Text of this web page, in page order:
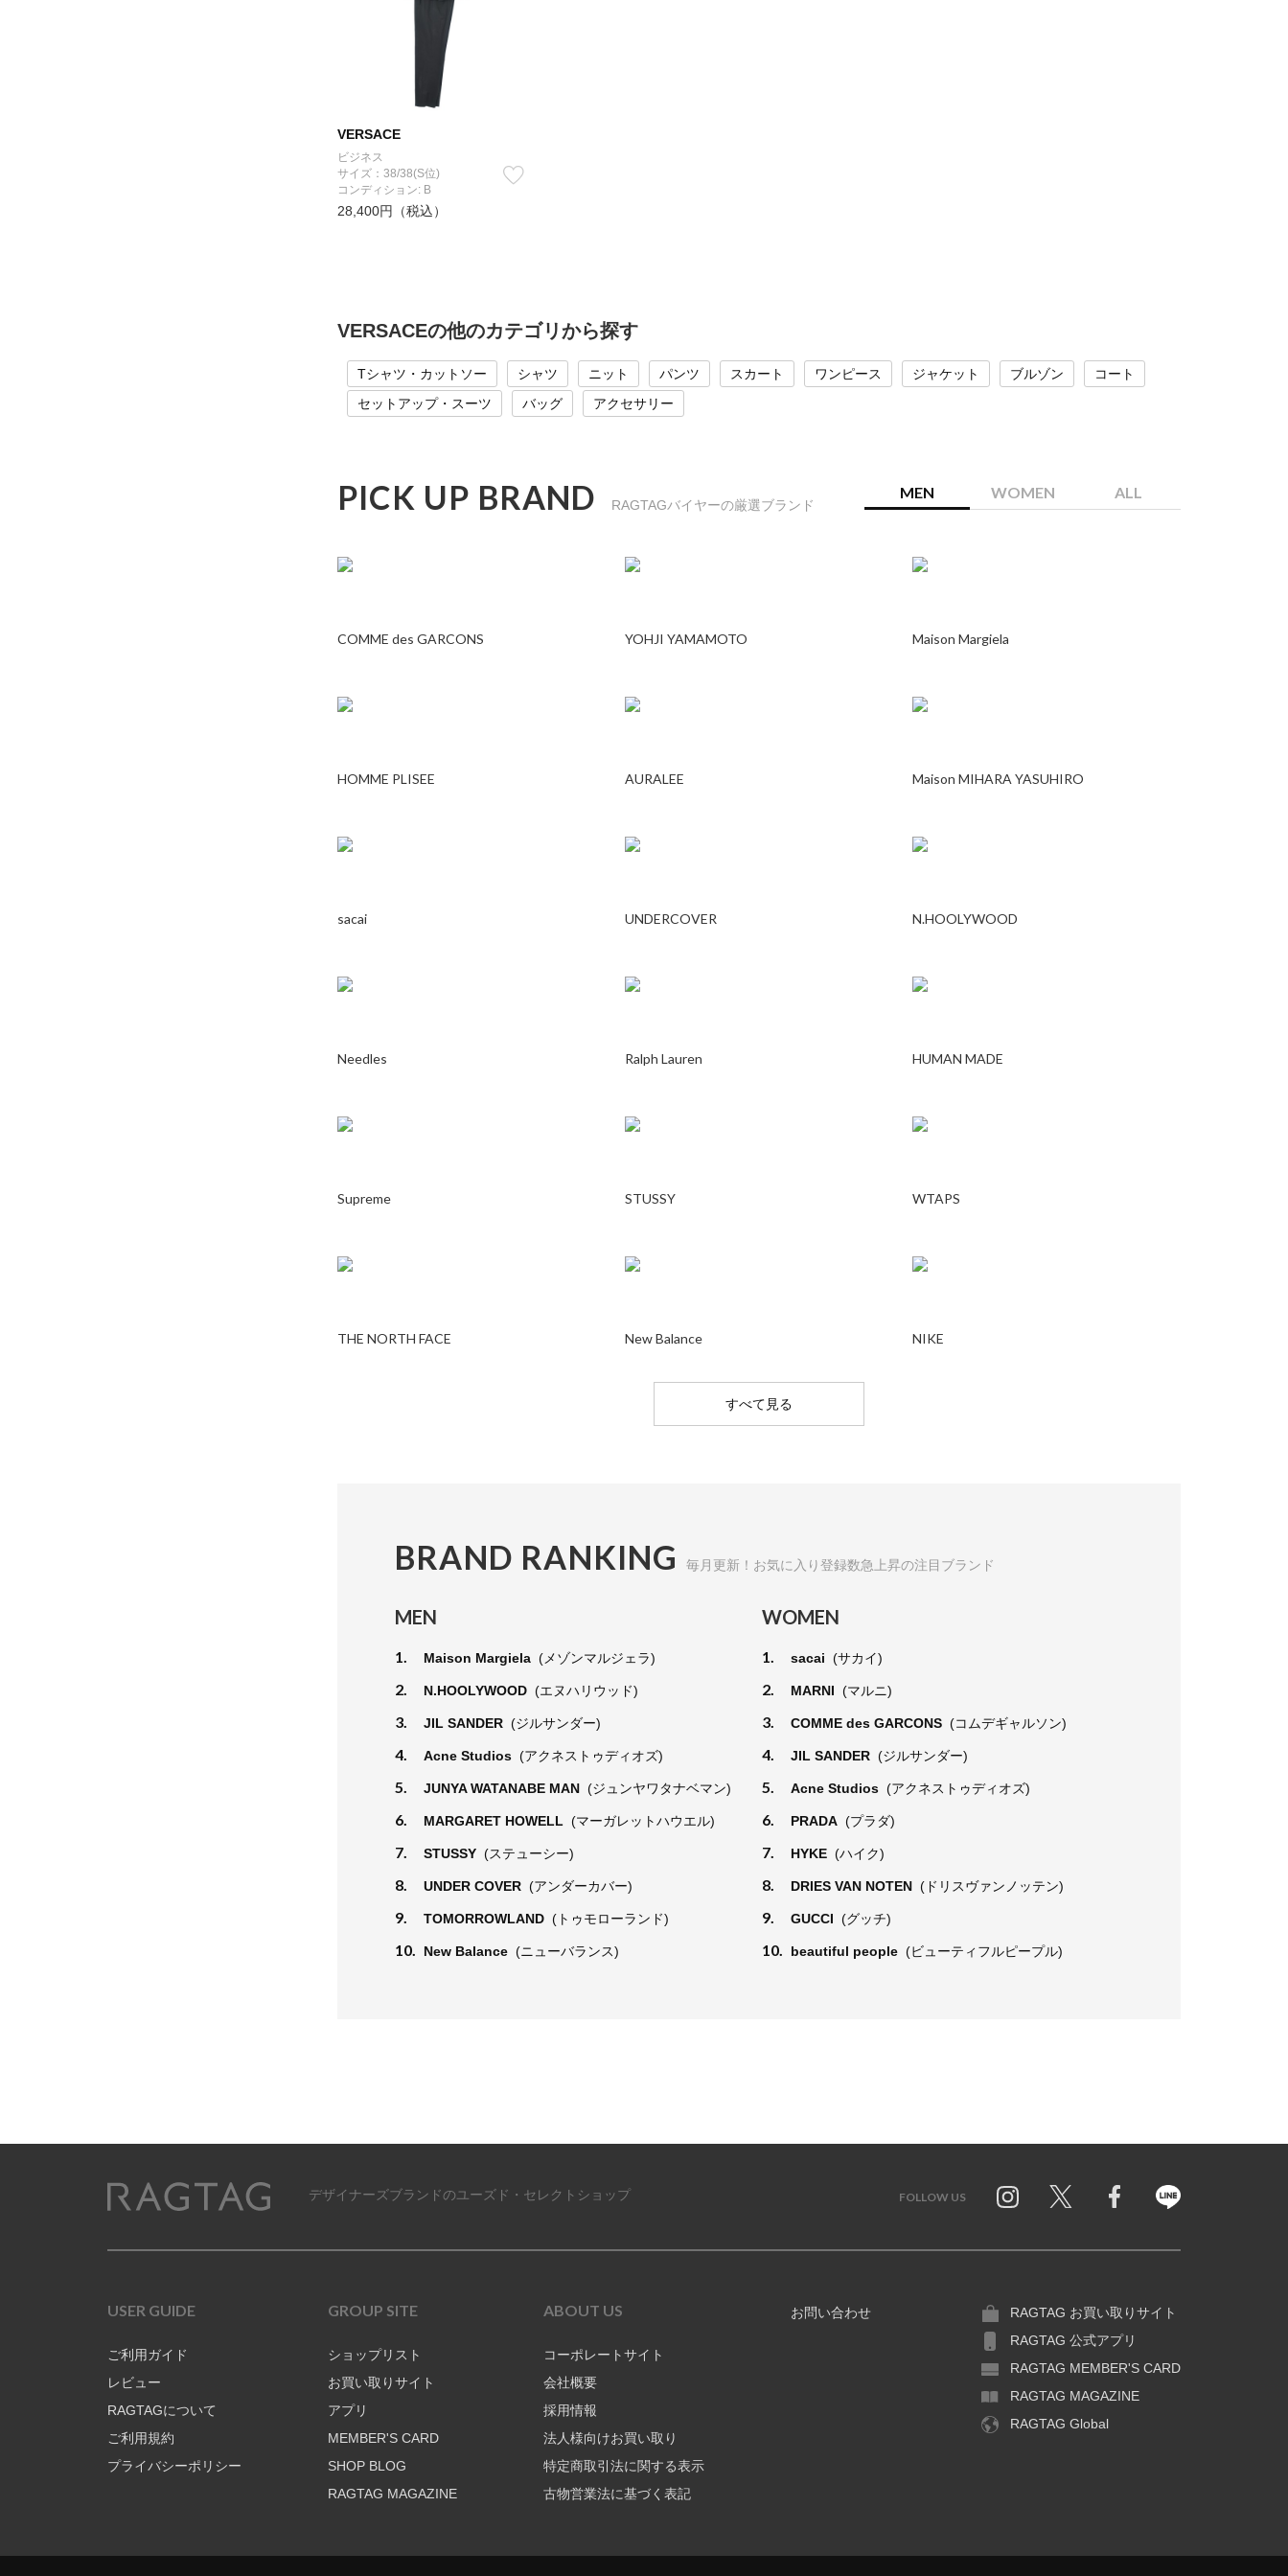
VERSACE
ビジネス
サイズ：38/38(S位)
コンディション: B
28,400円（税込）
VERSACEの他のカテゴリから探す
Tシャツ・カットソー シャツ ニット パンツ スカート ワンピース ジャケット ブルゾン
コート
セットアップ・スーツ
バッグ アクセサリー
PICK UP BRAND RAGTAGバイヤーの厳選ブランド
MEN WOMEN ALL
COMME des GARCONS YOHJI YAMAMOTO Maison Margiela
HOMME PLISEE AURALEE Maison MIHARA YASUHIRO
sacai UNDERCOVER N.HOOLYWOOD
Needles Ralph Lauren HUMAN MADE
Supreme STUSSY WTAPS
THE NORTH FACE New Balance NIKE
すべて見る
BRAND RANKING 毎月更新！お気に入り登録数急上昇の注目ブランド
MEN
1. Maison Margiela (メゾンマルジェラ)
2. N.HOOLYWOOD (エヌハリウッド)
3. JIL SANDER (ジルサンダー)
4. Acne Studios (アクネストゥディオズ)
5. JUNYA WATANABE MAN (ジュンヤワタナベマン)
6. MARGARET HOWELL (マーガレットハウエル)
7. STUSSY (ステューシー)
8. UNDER COVER (アンダーカバー)
9. TOMORROWLAND (トゥモローランド)
10. New Balance (ニューバランス)
WOMEN
1. sacai (サカイ)
2. MARNI (マルニ)
3. COMME des GARCONS (コムデギャルソン)
4. JIL SANDER (ジルサンダー)
5. Acne Studios (アクネストゥディオズ)
6. PRADA (プラダ)
7. HYKE (ハイク)
8. DRIES VAN NOTEN (ドリスヴァンノッテン)
9. GUCCI (グッチ)
10. beautiful people (ビューティフルピープル)
デザイナーズブランドのユーズド・セレクトショップ FOLLOW US
USER GUIDE
ご利用ガイド
レビュー
RAGTAGについて
ご利用規約
プライバシーポリシー
GROUP SITE
ショップリスト
お買い取りサイト
アプリ
MEMBER'S CARD
SHOP BLOG
RAGTAG MAGAZINE
ABOUT US
コーポレートサイト
会社概要
採用情報
法人様向けお買い取り
特定商取引法に関する表示
古物営業法に基づく表記
お問い合わせ
RAGTAG お買い取りサイト
RAGTAG 公式アプリ
RAGTAG MEMBER'S CARD
RAGTAG MAGAZINE
RAGTAG Global